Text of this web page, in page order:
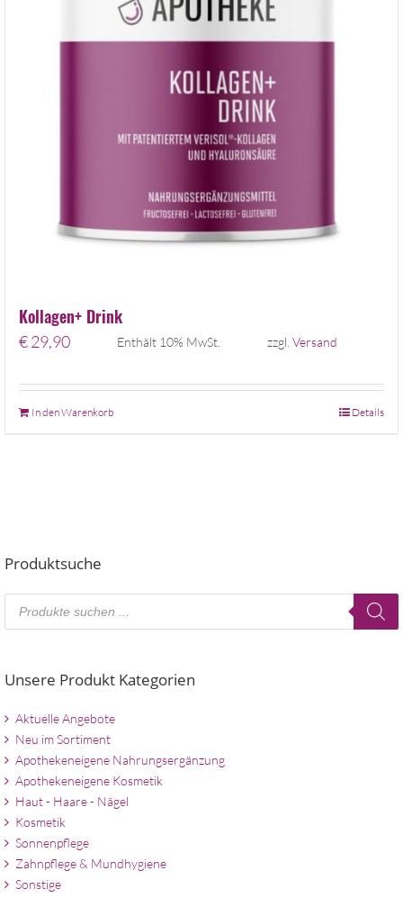
Kollagen+ Drink
€29,90 Enthält 10% MwSt. zzgl. Versand
In den Warenkorb Details
Produktsuche
Products
search
Unsere Produkt Kategorien
Aktuelle Angebote
Neu im Sortiment
Apothekeneigene Nahrungsergänzung
Apothekeneigene Kosmetik
Haut - Haare - Nägel
Kosmetik
Sonnenpflege
Zahnpflege & Mundhygiene
Sonstige